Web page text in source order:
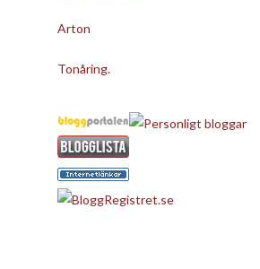
Arton
Tonåring.